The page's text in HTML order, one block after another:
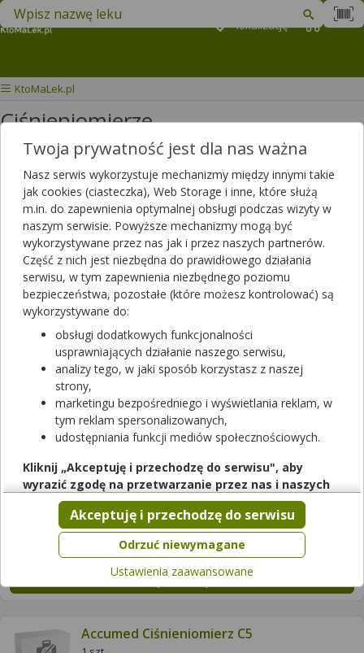
lokalizację
Znajdź lek w swojej okolicy
KtoMaLek.pl
Ciśnieniomierze
Wybierz grupę produktów
Filtrowanie
Filtrowanie
Wyniki wyszukiwania(470)
Wyczyść filtry
Accumed Ciśnieniomierz automatyczny
CG155F
1 szt.
wyrób medyczny
Dostępność
Dodaj do koszyka
Accumed Ciśnieniomierz AW151F z
zasilaczem
1 szt.
wyrób medyczny
Dostępność
Dodaj do koszyka
Accumed Ciśnieniomierz C5
Twoja prywatność jest dla nas ważna
Nasz serwis wykorzystuje mechanizmy między innymi takie
jak cookies (ciasteczka), Web Storage i inne, które służą
m.in. do zapewnienia optymalnej obsługi podczas wizyty w
naszym serwisie. Powyższe mechanizmy mogą być
wykorzystywane przez nas jak i przez naszych partnerów.
Część z nich jest niezbędna do prawidłowego działania
serwisu, w tym zapewnienia niezbędnego poziomu
bezpieczeństwa, pozostałe (które możesz kontrolować) są
wykorzystywane do:
obsługi dodatkowych funkcjonalności
usprawniających działanie naszego serwisu,
analizy tego, w jaki sposób korzystasz z naszej
strony,
marketingu bezpośredniego i wyświetlania reklam, w
tym reklam spersonalizowanych,
udostępniania funkcji mediów społecznościowych.
Kliknij „Akceptuję i przechodzę do serwisu", aby
wyrazić zgodę na przetwarzanie przez nas i naszych
partnerów Twoich danych w powyższych celach.
Pamiętaj, że wyrażenie zgody jest dobrowolne, a wyrażoną
zgodę możesz w każdej chwili cofnąć, możesz też wycofać
zgodę na przetwarzanie Twoich danych tylko w niektórych
celach. Jeżeli chcesz dowiedzieć się więcej lub chcesz
przeprowadzić konfigurację szczegółową, to możesz tego
Więcej informacji na temat wykorzystywania narzędzi
Odrzuć niewymagane
Akceptuję i przechodzę do serwisu
Ustawienia zaawansowane